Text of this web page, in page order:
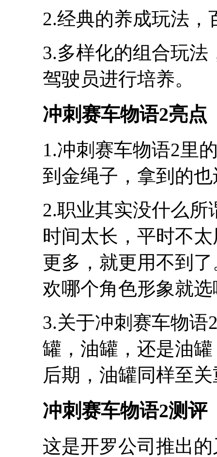
2.经典的养成玩法
3.多样化的组合玩
驾驶员进行培养。
冲刺赛车物语2亮点
1.冲刺赛车物语2里
到金绳子，拿到的
2.职业其实没什么
时间太长，平时不
更多，就更用不到
欢哪个角色形象就
3.关于冲刺赛车物语
罐，油罐，还是油
后期，油罐同样至
冲刺赛车物语2测评
这是开罗公司推出